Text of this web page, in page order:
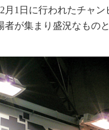
月1日に行われたチャ
が集まり盛況なものと